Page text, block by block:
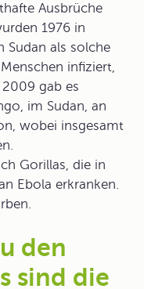
Ausbrüche
1976 in
Sudan als solche
infiziert,
gab es
im Sudan, an
wobei insgesamt
Gorillas, die in
Ebola erkranken.
den
sind die